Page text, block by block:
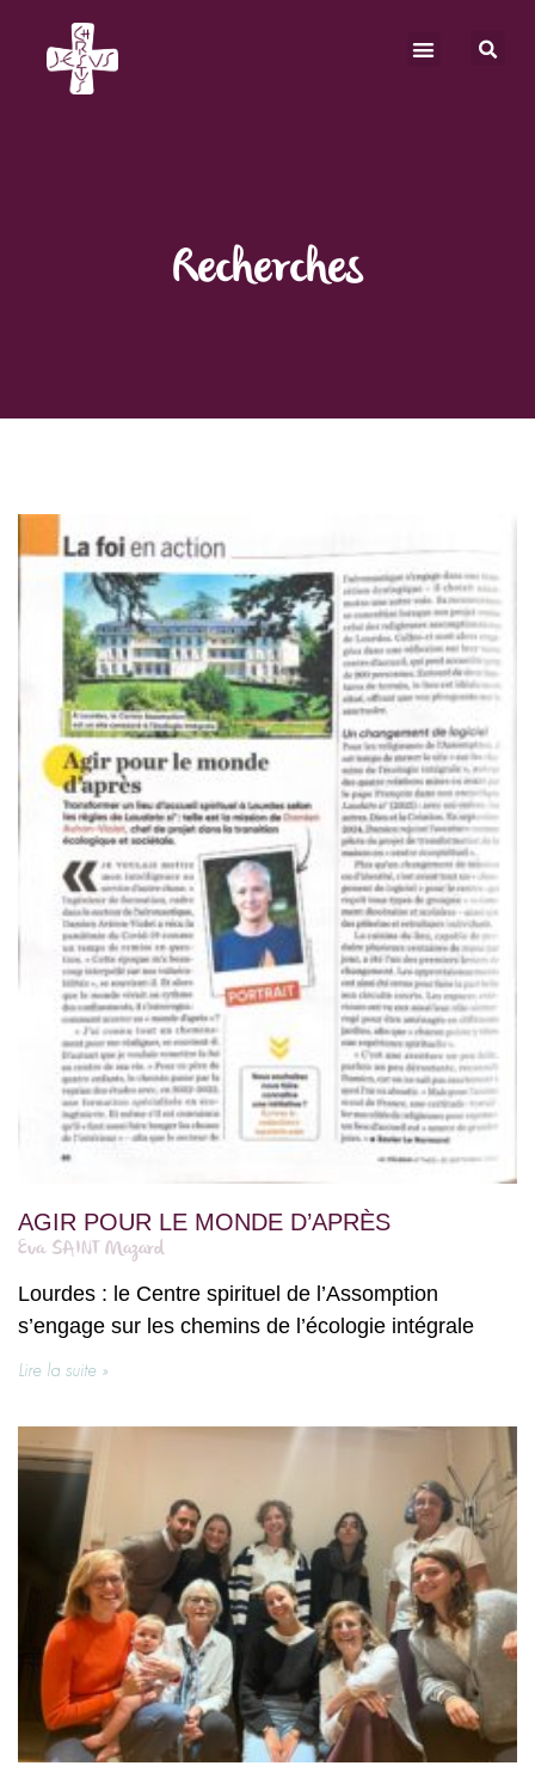
Recherches
AGIR POUR LE MONDE D’APRÈS
Eva SAINT Mazard
Lourdes : le Centre spirituel de l’Assomption
s’engage sur les chemins de l’écologie intégrale
Lire la suite »